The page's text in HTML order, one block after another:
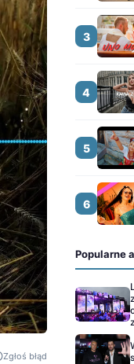
Zgłoś błąd
3
4
5
6
Popularne